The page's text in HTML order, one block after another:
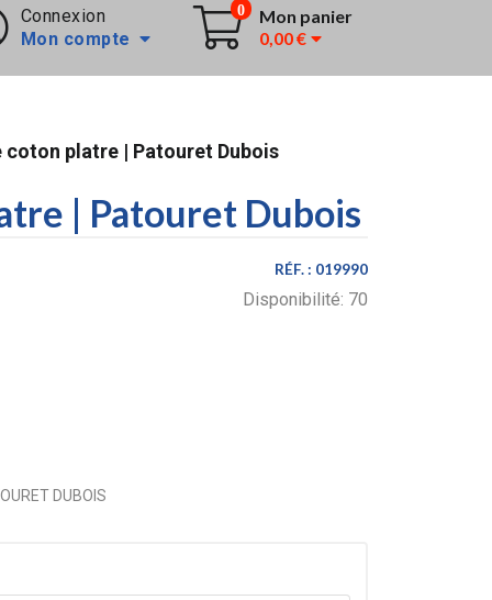
Connexion
Mon compte
0
Mon panier
0,00 €
coton platre | Patouret Dubois
| Patouret Dubois
RÉF. : 019990
Disponibilité: 70
DUBOIS